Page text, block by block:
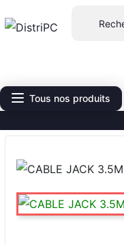
Tous nos produits